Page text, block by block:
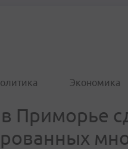
Экономика
Приморье